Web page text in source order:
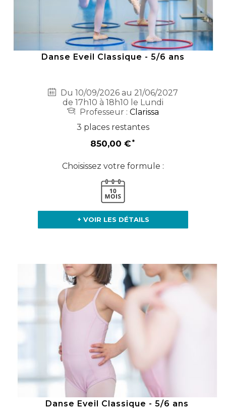
Danse Eveil Classique - 5/6 ans
Du 10/09/2026 au 21/06/2027
de 17h10 à 18h10 le Lundi
Professeur : Clarissa
3 places restantes
850,00 €
Choisissez votre formule :
+ VOIR LES DÉTAILS
Danse Eveil Classique - 5/6 ans